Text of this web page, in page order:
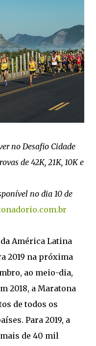
no Desafio Cidade
de 42K, 21K, 10K e
no dia 10 de
América Latina
2019 na próxima
ao meio-dia,
2018, a Maratona
de todos os
Para 2019, a
de 40 mil